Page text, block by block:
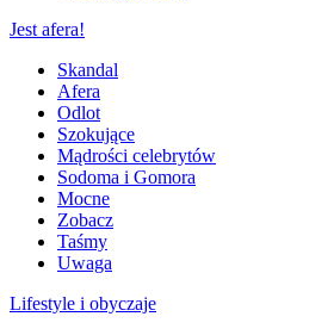
Jest afera!
Skandal
Afera
Odlot
Szokujące
Mądrości celebrytów
Sodoma i Gomora
Mocne
Zobacz
Taśmy
Uwaga
Lifestyle i obyczaje